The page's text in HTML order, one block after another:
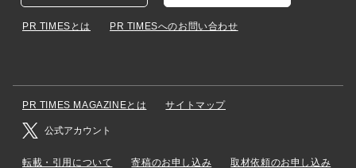
PR TIMESとは PR TIMESへのお問い合わせ
PR TIMES MAGAZINEとは サイトマップ
公式アカウント
転載・引用について 寄稿のお申し込み 取材依頼のお申し込み